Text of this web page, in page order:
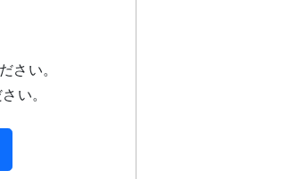
さい。
い。